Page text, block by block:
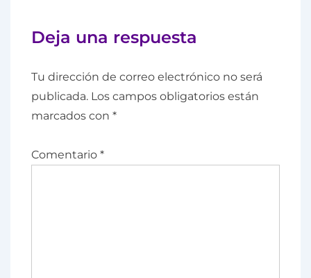
Deja una respuesta
Tu dirección de correo electrónico no será
publicada. Los campos obligatorios están
marcados con *
Comentario *